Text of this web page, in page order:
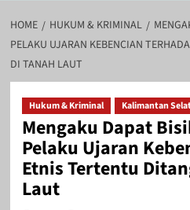
HOME HUKUM & KRIMINAL
PELAKU UJARAN KEBENCIAN
DI TANAH LAUT
Hukum & Kriminal Kalimantan
Mengaku Dapat
Pelaku Ujaran
Etnis Tertentu
Laut